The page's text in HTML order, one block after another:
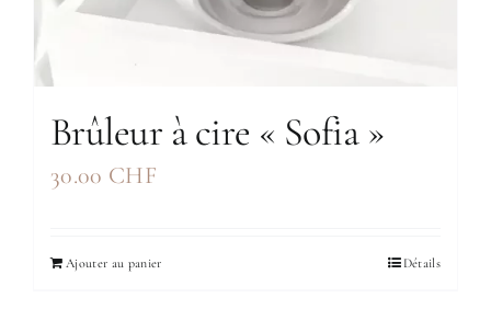
Brûleur à cire « Sofia »
30.00 CHF
Ajouter au panier Détails